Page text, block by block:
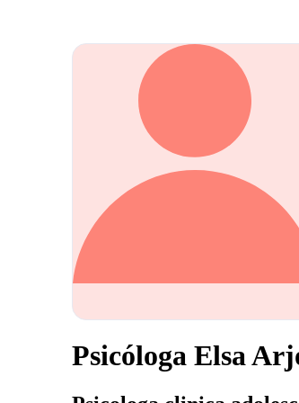
Psicóloga Elsa